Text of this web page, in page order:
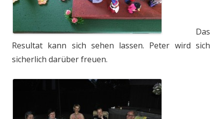
Das
Resultat kann sich sehen lassen. Peter wird sich
sicherlich darüber freuen.